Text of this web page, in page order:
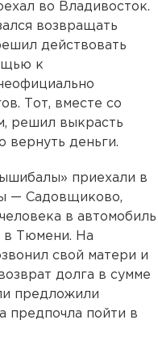
во Владивосток.
возвращать
действовать
к
Тот, вместе со
решил выкрасть
вернуть деньги.
приехали в
— Садовщиково,
в автомобиль
в Тюмени. На
свой матери и
долга в сумме
предложили
предпочла пойти в